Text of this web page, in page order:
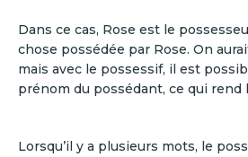
Dans ce cas, Rose est le
chose possédée par Rose. On
mais avec le possessif, il est
prénom du possédant, ce qui rend
Lorsqu’il y a plusieurs mots, le